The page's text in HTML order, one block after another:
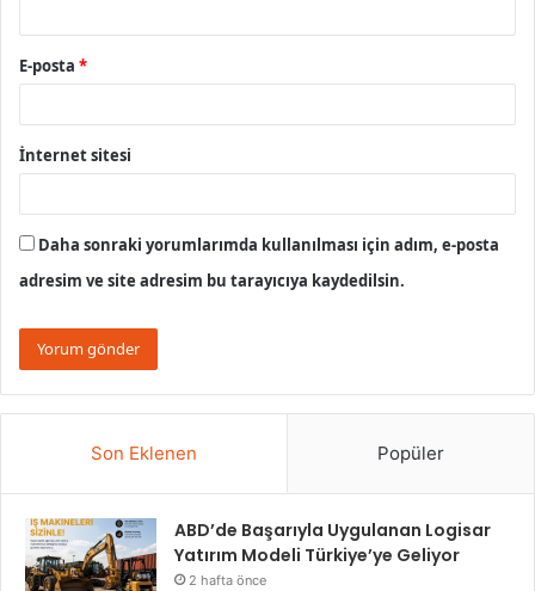
E-posta *
İnternet sitesi
Daha sonraki yorumlarımda kullanılması için adım, e-posta
adresim ve site adresim bu tarayıcıya kaydedilsin.
Son Eklenen Popüler
ABD’de Başarıyla Uygulanan Logisar
Yatırım Modeli Türkiye’ye Geliyor
2 hafta önce